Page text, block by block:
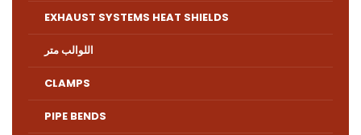
EXHAUST SYSTEMS HEAT SHIELDS
اللوالب متر
CLAMPS
PIPE BENDS